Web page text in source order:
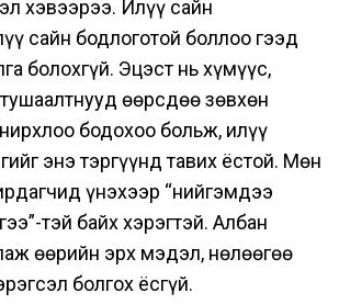
хэвээрээ. Илүү сайн
сайн бодлоготой боллоо гээд
болохгүй. Эцэст нь хүмүүс,
өөрсдөө зөвхөн
бодохоо больж, илүү
энэ тэргүүнд тавих ёстой. Мөн
үнэхээр “нийгэмдээ
тэй байх хэрэгтэй. Албан
өөрийн эрх мэдэл, нөлөөгөө
болгох ёсгүй.